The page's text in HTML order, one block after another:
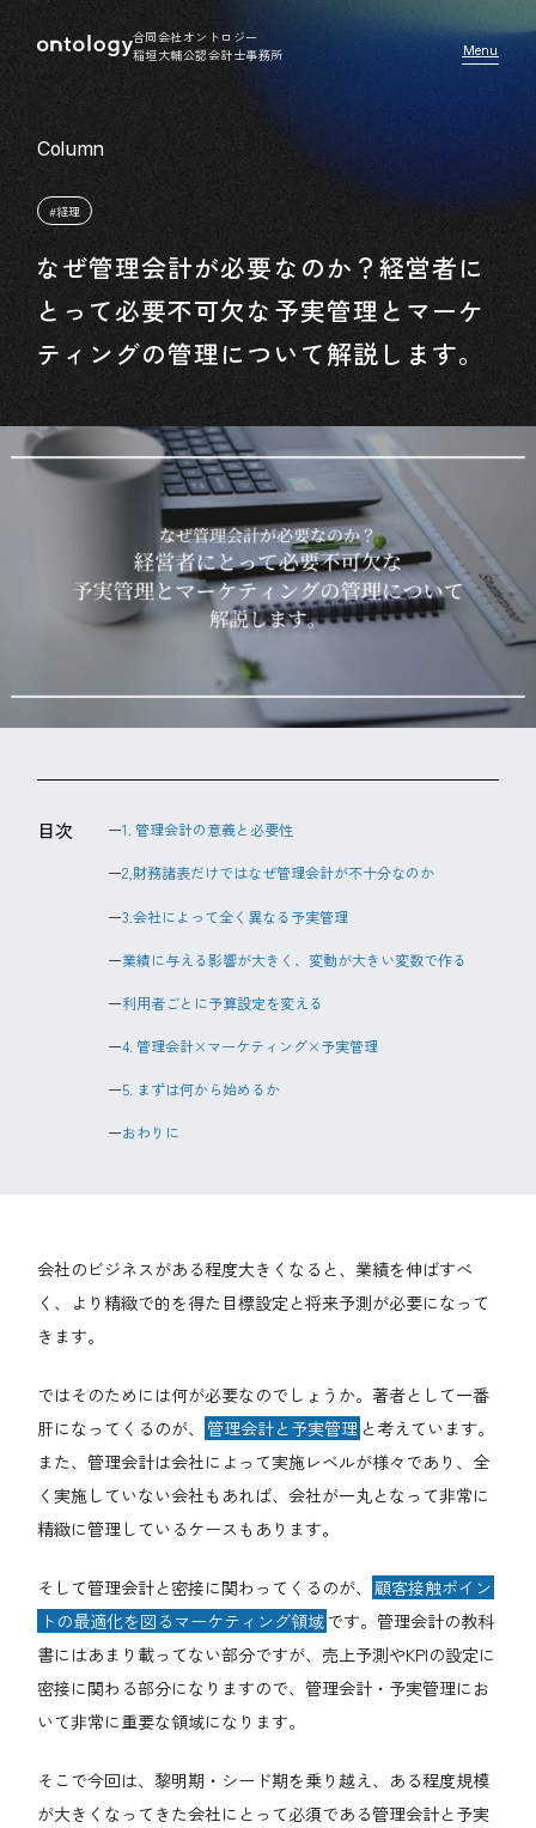
合同会社オントロジー
稲垣大輔公認会計士事務所
#経理
なぜ管理会計が必要なのか？経営者に
とって必要不可欠な予実管理とマーケ
ティングの管理について解説します。
目次 1. 管理会計の意義と必要性
2,財務諸表だけではなぜ管理会計が不十分なのか
3.会社によって全く異なる予実管理
業績に与える影響が大きく、変動が大きい変数で作る
利用者ごとに予算設定を変える
4. 管理会計×マーケティング×予実管理
5. まずは何から始めるか
おわりに
会社のビジネスがある程度大きくなると、業績を伸ばすべ
く、より精緻で的を得た目標設定と将来予測が必要になって
きます。
ではそのためには何が必要なのでしょうか。著者として一番
肝になってくるのが、 管理会計と予実管理 と考えています。
また、管理会計は会社によって実施レベルが様々であり、全
く実施していない会社もあれば、会社が一丸となって非常に
精緻に管理しているケースもあります。
そして管理会計と密接に関わってくるのが、 顧客接触ポイン
トの最適化を図るマーケティング領域 です。管理会計の教科
書にはあまり載ってない部分ですが、売上予測やKPIの設定に
密接に関わる部分になりますので、管理会計・予実管理にお
いて非常に重要な領域になります。
そこで今回は、黎明期・シード期を乗り越え、ある程度規模
が大きくなってきた会社にとって必須である管理会計と予実